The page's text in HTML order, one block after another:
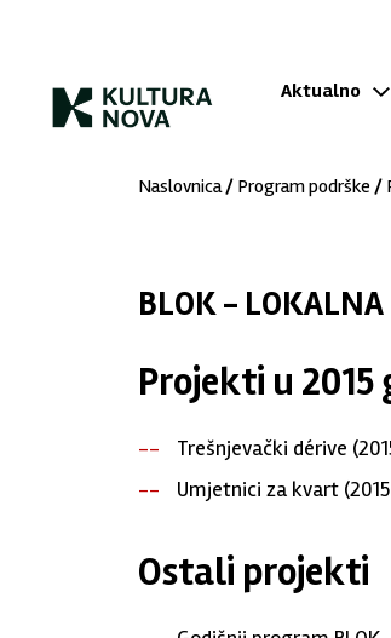
Aktualno
Naslovnica/ Program podrške /
BLOK - LOKALNA
Projekti u 2015
Trešnjevački dérive
Umjetnici za kvart
Ostali projekti